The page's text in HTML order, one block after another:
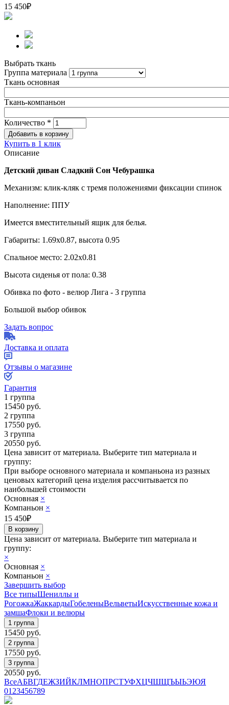
15 450₽
Выбрать ткань
Группа материала
Ткань основная
Ткань-компаньон
Количество *
Купить в 1 клик
Описание
Детский диван Сладкий Сон Чебурашка
Механизм: клик-кляк с тремя положениями фиксации спинок
Наполнение: ППУ
Имеется вместительный ящик для белья.
Габариты: 1.69х0.87, высота 0.95
Спальное место: 2.02х0.81
Высота сиденья от пола: 0.38
Обивка по фото - велюр Лига - 3 группа
Большой выбор обивок
Задать вопрос
Доставка и оплата
Отзывы о магазине
Гарантия
1 группа
15450 руб.
2 группа
17550 руб.
3 группа
20550 руб.
Цена зависит от материала. Выберите тип материала и
группу:
При выборе основного материала и компаньона из разных
ценовых категорий цена изделия рассчитывается по
наибольшей стоимости
Основная ×
Компаньон ×
15 450₽
Цена зависит от материала. Выберите тип материала и
группу:
×
Основная ×
Компаньон ×
Завершить выбор
Все типыШениллы и
РогожкаЖаккардыГобеленыВельветыИскусственные кожа и
замшаФлоки и велюры
15450 руб.
17550 руб.
20550 руб.
ВсеАБВГДЕЖЗИЙКЛМНОПРСТУФХЦЧШЩЪЫЬЭЮЯ
01 23456789